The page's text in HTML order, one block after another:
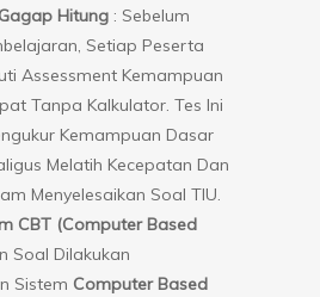
Hitung : Sebelum
Setiap Peserta
Assessment Kemampuan
Tanpa Kalkulator. Tes Ini
Kemampuan Dasar
Melatih Kecepatan Dan
Menyelesaikan Soal TIU.
CBT (Computer Based
Soal Dilakukan
Sistem Computer Based